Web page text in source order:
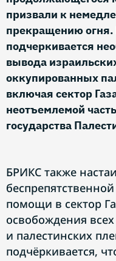
призвали к
прекращению огня.
подчеркивается
вывода
оккупированных
включая сектор
неотъемлемой
государства
БРИКС также
помощи в сектор
освобождения
и палестинских
подчёркивается,